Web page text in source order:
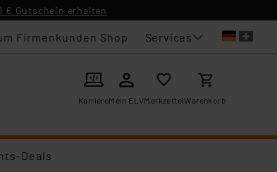
€ Gutschein erhalten
Firmenkunden Shop Services
KarriereMein ELVMerkzettelWarenkorb
Deals